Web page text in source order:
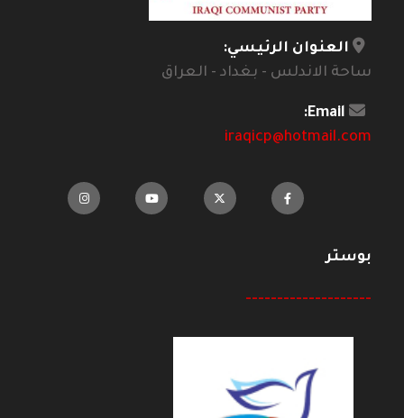
العنوان الرئيسي:
ساحة الاندلس - بغداد - العراق
Email:
iraqicp@hotmail.com
بوستر
--------------------